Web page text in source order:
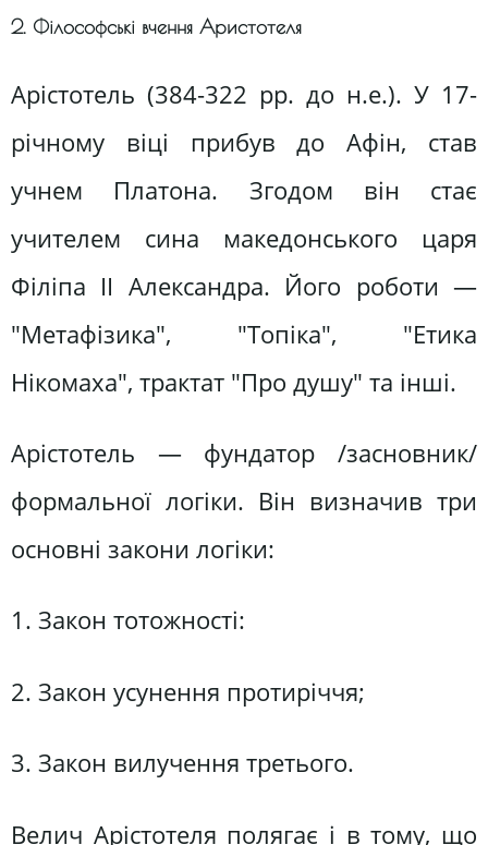
2. Філософські вчення Аристотеля
Арістотель (384-322 pp. до н.е.). У 17-
річному віці прибув до Афін, став
учнем Платона. Згодом він стає
учителем сина македонського царя
Філіпа II Александра. Його роботи —
"Метафізика", "Топіка", "Етика
Нікомаха", трактат "Про душу" та інші.
Арістотель — фундатор /засновник/
формальної логіки. Він визначив три
основні закони логіки:
1. Закон тотожності:
2. Закон усунення протиріччя;
3. Закон вилучення третього.
Велич Арістотеля полягає і в тому, що